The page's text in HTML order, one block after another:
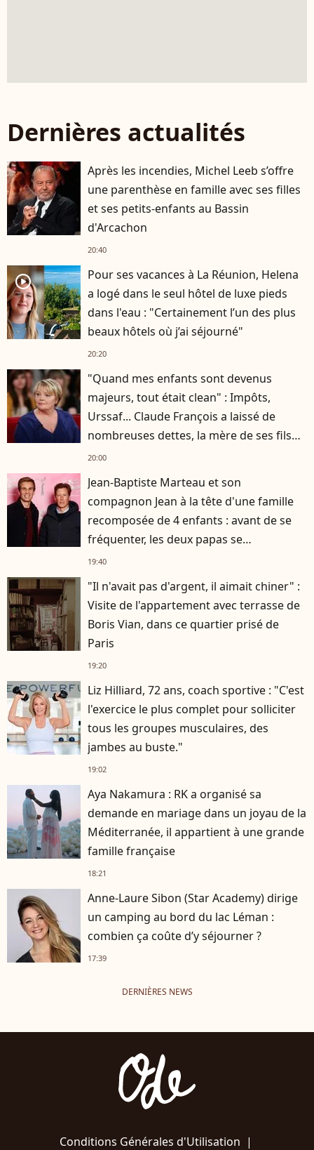
Dernières actualités
Après les incendies, Michel Leeb s’offre
une parenthèse en famille avec ses filles
et ses petits-enfants au Bassin
d'Arcachon
20:40
player2
Pour ses vacances à La Réunion, Helena
a logé dans le seul hôtel de luxe pieds
dans l'eau : "Certainement l’un des plus
beaux hôtels où j’ai séjourné"
20:20
"Quand mes enfants sont devenus
majeurs, tout était clean" : Impôts,
Urssaf... Claude François a laissé de
nombreuses dettes, la mère de ses fils
s'est occupée de tout
20:00
Jean-Baptiste Marteau et son
compagnon Jean à la tête d'une famille
recomposée de 4 enfants : avant de se
fréquenter, les deux papas se
connaissaient depuis des années
19:40
"Il n'avait pas d'argent, il aimait chiner" :
Visite de l'appartement avec terrasse de
Boris Vian, dans ce quartier prisé de
Paris
19:20
Liz Hilliard, 72 ans, coach sportive : "C'est
l'exercice le plus complet pour solliciter
tous les groupes musculaires, des
jambes au buste."
19:02
Aya Nakamura : RK a organisé sa
demande en mariage dans un joyau de la
Méditerranée, il appartient à une grande
famille française
18:21
Anne-Laure Sibon (Star Academy) dirige
un camping au bord du lac Léman :
combien ça coûte d’y séjourner ?
17:39
DERNIÈRES NEWS
Conditions Générales d'Utilisation |